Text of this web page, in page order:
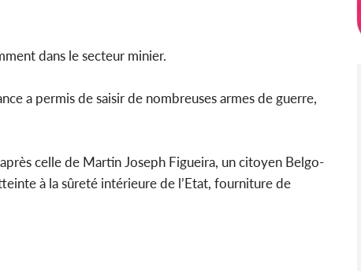
dans le secteur minier.
a permis de saisir de nombreuses armes de guerre,
celle de Martin Joseph Figueira, un citoyen Belgo-
à la sûreté intérieure de l’Etat, fourniture de